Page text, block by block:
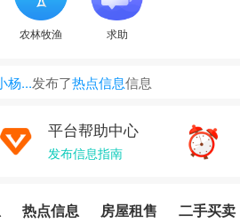
农林牧渔 求助
杨...发布了热点信息信息
发布了
信息
了 房屋租售信息
平台帮助中心
发布信息指南
热点信息 房屋租售 二手买卖